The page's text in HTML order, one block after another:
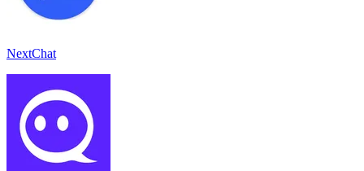
NextChat